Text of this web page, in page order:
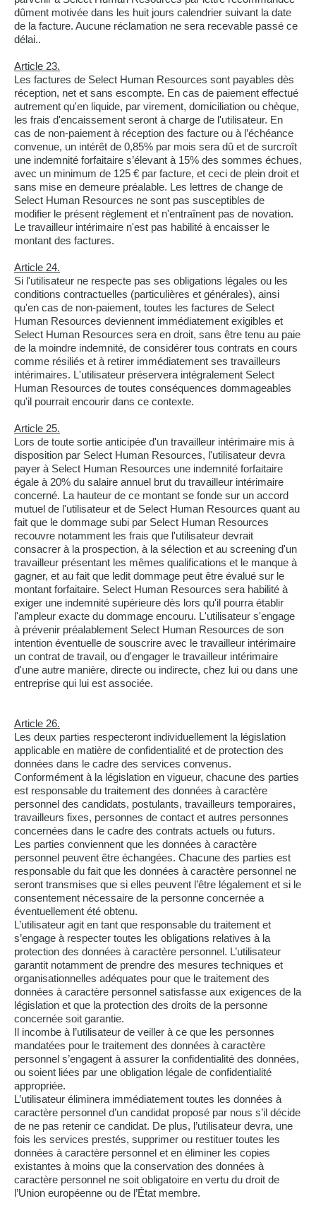
dûment motivée dans les huit jours calendrier suivant la date
de la facture. Aucune réclamation ne sera recevable passé ce
délai..
Article 23.
Les factures de Select Human Resources sont payables dès
réception, net et sans escompte. En cas de paiement effectué
autrement qu'en liquide, par virement, domiciliation ou chèque,
les frais d'encaissement seront à charge de l'utilisateur. En
cas de non-paiement à réception des facture ou à l’échéance
convenue, un intérêt de 0,85% par mois sera dû et de surcroît
une indemnité forfaitaire s’élevant à 15% des sommes échues,
avec un minimum de 125 € par facture, et ceci de plein droit et
sans mise en demeure préalable. Les lettres de change de
Select Human Resources ne sont pas susceptibles de
modifier le présent règlement et n'entraînent pas de novation.
Le travailleur intérimaire n'est pas habilité à encaisser le
montant des factures.
Article 24.
Si l'utilisateur ne respecte pas ses obligations légales ou les
conditions contractuelles (particulières et générales), ainsi
qu'en cas de non-paiement, toutes les factures de Select
Human Resources deviennent immédiatement exigibles et
Select Human Resources sera en droit, sans être tenu au paie
de la moindre indemnité, de considérer tous contrats en cours
comme résiliés et à retirer immédiatement ses travailleurs
intérimaires. L'utilisateur préservera intégralement Select
Human Resources de toutes conséquences dommageables
qu'il pourrait encourir dans ce contexte.
Article 25.
Lors de toute sortie anticipée d'un travailleur intérimaire mis à
disposition par Select Human Resources, l'utilisateur devra
payer à Select Human Resources une indemnité forfaitaire
égale à 20% du salaire annuel brut du travailleur intérimaire
concerné. La hauteur de ce montant se fonde sur un accord
mutuel de l'utilisateur et de Select Human Resources quant au
fait que le dommage subi par Select Human Resources
recouvre notamment les frais que l'utilisateur devrait
consacrer à la prospection, à la sélection et au screening d'un
travailleur présentant les mêmes qualifications et le manque à
gagner, et au fait que ledit dommage peut être évalué sur le
montant forfaitaire. Select Human Resources sera habilité à
exiger une indemnité supérieure dès lors qu'il pourra établir
l'ampleur exacte du dommage encouru. L'utilisateur s'engage
à prévenir préalablement Select Human Resources de son
intention éventuelle de souscrire avec le travailleur intérimaire
un contrat de travail, ou d'engager le travailleur intérimaire
d'une autre manière, directe ou indirecte, chez lui ou dans une
entreprise qui lui est associée.
Article 26.
Les deux parties respecteront individuellement la législation
applicable en matière de confidentialité et de protection des
données dans le cadre des services convenus.
Conformément à la législation en vigueur, chacune des parties
est responsable du traitement des données à caractère
personnel des candidats, postulants, travailleurs temporaires,
travailleurs fixes, personnes de contact et autres personnes
concernées dans le cadre des contrats actuels ou futurs.
Les parties conviennent que les données à caractère
personnel peuvent être échangées. Chacune des parties est
responsable du fait que les données à caractère personnel ne
seront transmises que si elles peuvent l’être légalement et si le
consentement nécessaire de la personne concernée a
éventuellement été obtenu.
L’utilisateur agit en tant que responsable du traitement et
s’engage à respecter toutes les obligations relatives à la
protection des données à caractère personnel. L’utilisateur
garantit notamment de prendre des mesures techniques et
organisationnelles adéquates pour que le traitement des
données à caractère personnel satisfasse aux exigences de la
législation et que la protection des droits de la personne
concernée soit garantie.
Il incombe à l’utilisateur de veiller à ce que les personnes
mandatées pour le traitement des données à caractère
personnel s’engagent à assurer la confidentialité des données,
ou soient liées par une obligation légale de confidentialité
appropriée.
L’utilisateur éliminera immédiatement toutes les données à
caractère personnel d’un candidat proposé par nous s’il décide
de ne pas retenir ce candidat. De plus, l’utilisateur devra, une
fois les services prestés, supprimer ou restituer toutes les
données à caractère personnel et en éliminer les copies
existantes à moins que la conservation des données à
caractère personnel ne soit obligatoire en vertu du droit de
l’Union européenne ou de l’État membre.